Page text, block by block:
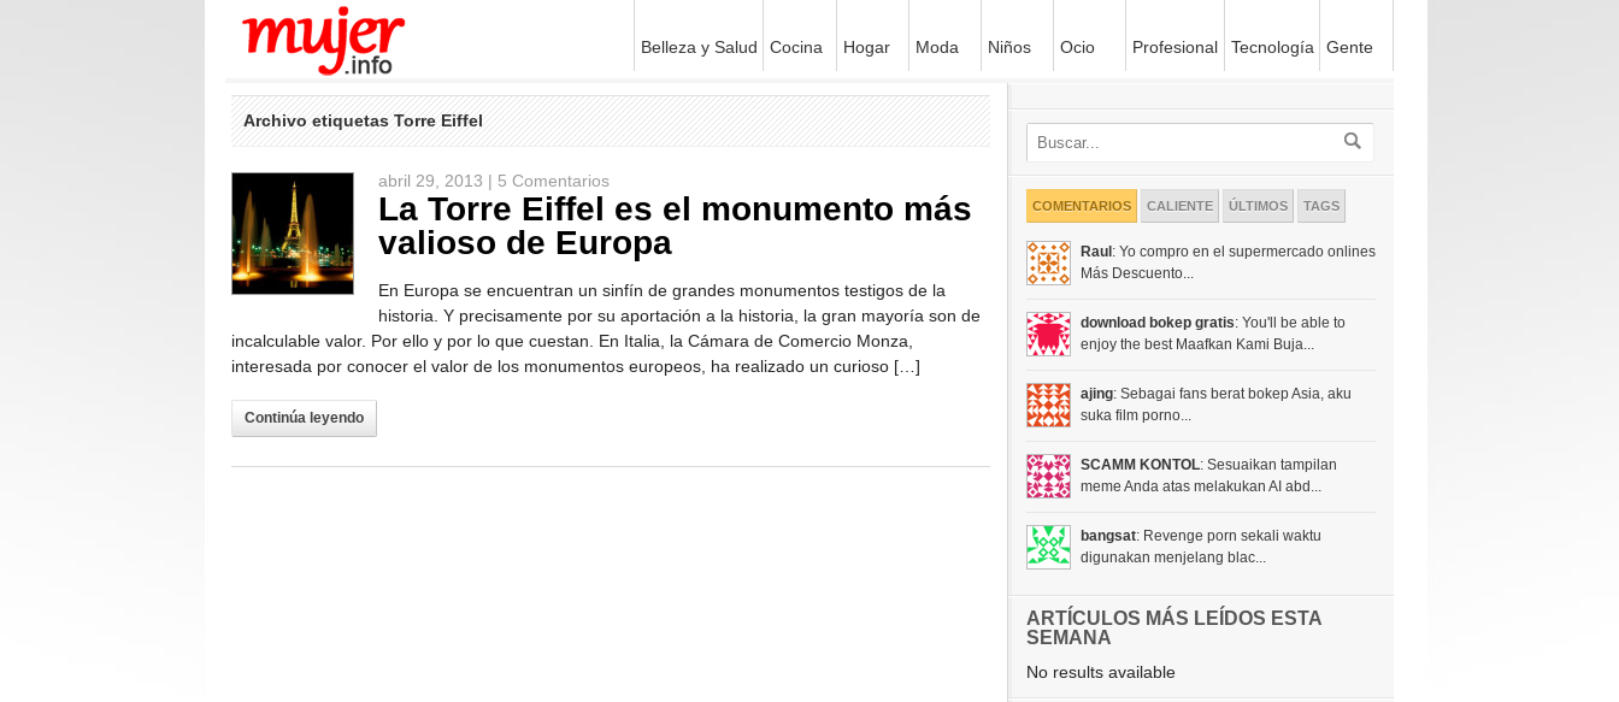
Belleza y Salud Cocina Hogar Moda Niños Ocio Profesional Tecnología Gente
Archivo etiquetas Torre Eiffel
abril 29, 2013 | 5 Comentarios
La Torre Eiffel es el monumento más
valioso de Europa
En Europa se encuentran un sinfín de grandes monumentos testigos de la
historia. Y precisamente por su aportación a la historia, la gran mayoría son de
incalculable valor. Por ello y por lo que cuestan. En Italia, la Cámara de Comercio Monza,
interesada por conocer el valor de los monumentos europeos, ha realizado un curioso […]
Continúa leyendo
COMENTARIOS CALIENTE ÚLTIMOS TAGS
Raul : Yo compro en el supermercado onlines
Más Descuento...
download bokep gratis: You'll be able to
enjoy the best Maafkan Kami Buja...
ajing: Sebagai fans berat bokep Asia, aku
suka film porno...
SCAMM KONTOL: Sesuaikan tampilan
meme Anda atas melakukan AI abd...
bangsat: Revenge porn sekali waktu
digunakan menjelang blac...
ARTÍCULOS MÁS LEÍDOS ESTA
SEMANA
No results available